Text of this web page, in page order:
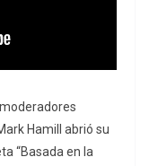
Hamill abrió su
“Basada en la